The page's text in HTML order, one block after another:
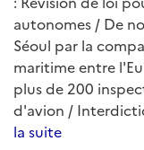
phénomènes dans
un contexte de
gouvernement
la suite
Catégories
asie japon
Actualites-